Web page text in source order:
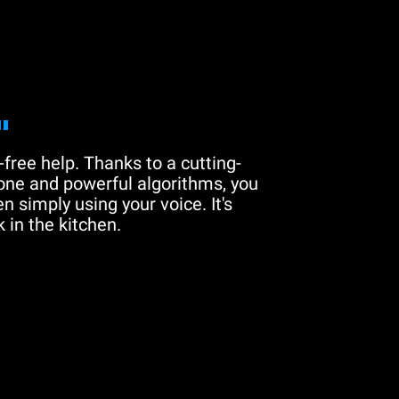
free help. Thanks to a cutting-
and powerful algorithms, you
simply using your voice. It's
in the kitchen.